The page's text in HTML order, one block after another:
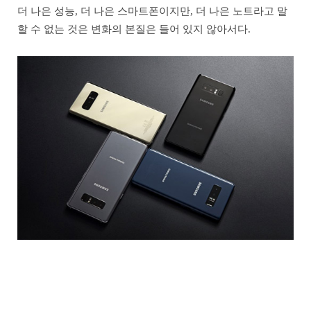
더 나은 성능, 더 나은 스마트폰이지만, 더 나은 노트라고 말
할 수 없는 것은 변화의 본질은 들어 있지 않아서다.